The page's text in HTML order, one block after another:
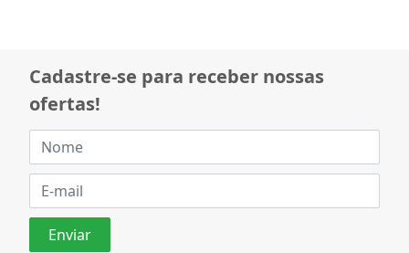
Cadastre-se para receber nossas
ofertas!